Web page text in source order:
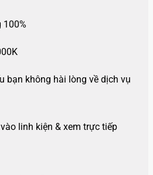
100%
bạn không hài lòng về dịch vụ
linh kiện & xem trực tiếp